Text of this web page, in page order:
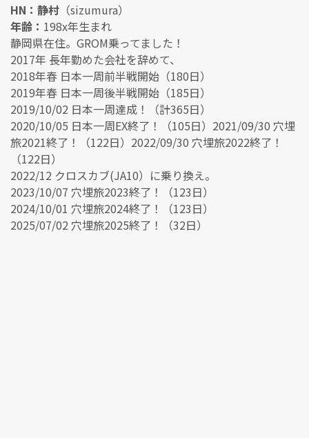
HN：静村 （sizumura）
年齢： 198x年生まれ
静岡県在住。GROM乗ってました！
2017年 長年勤めた会社を辞めて、
2018年春 日本一周前半戦開始（180日）
2019年春 日本一周後半戦開始（185日）
2019/10/02 日本一周達成！（計365日）
2020/10/05 日本一周EX終了！（105日）2021/09/30 穴埋
旅2021終了！（122日）2022/09/30 穴埋旅2022終了！
（122日）
2022/12 クロスカブ(JA10）に乗り換え。
2023/10/07 穴埋旅2023終了！（123日）
2024/10/01 穴埋旅2024終了！（123日）
2025/07/02 穴埋旅2025終了！（32日）